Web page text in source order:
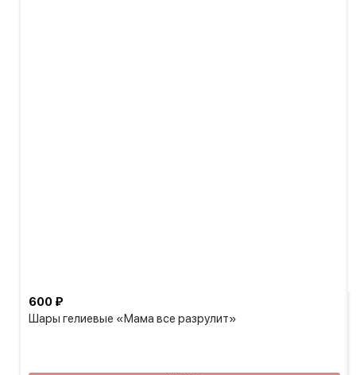
Шары гелиевые «Мама все разрулит»
600 ₽